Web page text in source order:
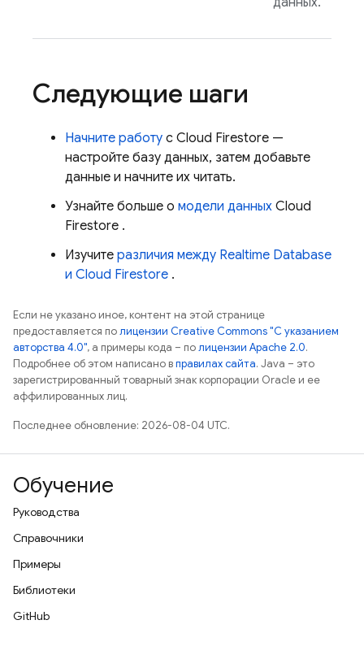
Следующие шаги
Начните работу с Cloud Firestore —
настройте базу данных, затем добавьте
данные и начните их читать.
Узнайте больше о модели данных Cloud
Firestore .
Изучите различия между Realtime Database
и Cloud Firestore .
Если не указано иное, контент на этой странице
предоставляется полицензии Creative Commons "С указанием
авторства 4.0", а примеры кода – полицензии Apache 2.0.
Подробнее об этом написано вправилах сайта. Java – это
зарегистрированный товарный знак корпорации Oracle и ее
аффилированных лиц.
Последнее обновление: 2026-08-04 UTC.
Обучение
Руководства
Справочники
Примеры
Библиотеки
GitHub